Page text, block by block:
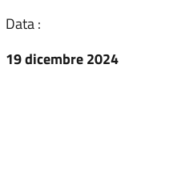
Data :
19 dicembre 2024